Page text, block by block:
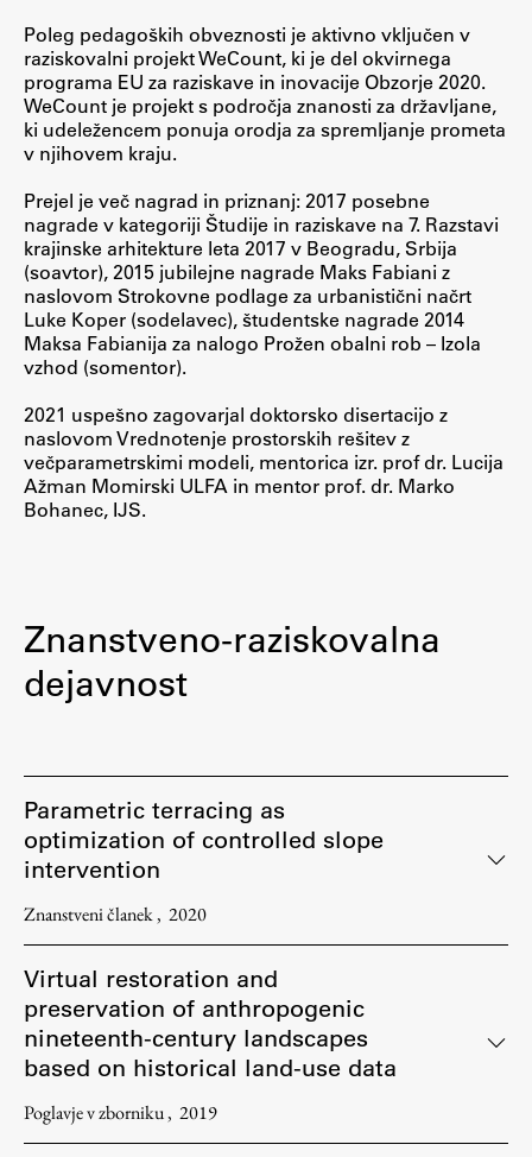
Ekskurzije
Natečaji
Zaključna dela
Razvojno sodelovanje in humanitarna pomoč
Založništvo
FA–ZA
Publikacije
AR – Arhitektura, raziskovanje
Poleg pedagoških obveznosti je aktivno vključen v
raziskovalni projekt WeCount, ki je del okvirnega
programa EU za raziskave in inovacije Obzorje 2020.
WeCount je projekt s področja znanosti za državljane,
ki udeležencem ponuja orodja za spremljanje prometa
v njihovem kraju.
Prejel je več nagrad in priznanj: 2017 posebne
nagrade v kategoriji Študije in raziskave na 7. Razstavi
krajinske arhitekture leta 2017 v Beogradu, Srbija
(soavtor), 2015 jubilejne nagrade Maks Fabiani z
naslovom Strokovne podlage za urbanistični načrt
Luke Koper (sodelavec), študentske nagrade 2014
Maksa Fabianija za nalogo Prožen obalni rob – Izola
vzhod (somentor).
2021 uspešno zagovarjal doktorsko disertacijo z
naslovom Vrednotenje prostorskih rešitev z
večparametrskimi modeli, mentorica izr. prof dr. Lucija
Ažman Momirski ULFA in mentor prof. dr. Marko
Bohanec, IJS.
Znanstveno-raziskovalna
dejavnost
Parametric terracing as
optimization of controlled slope
intervention
Znanstveni članek 2020
Virtual restoration and
preservation of anthropogenic
nineteenth-century landscapes
based on historical land-use data
Poglavje v zborniku 2019